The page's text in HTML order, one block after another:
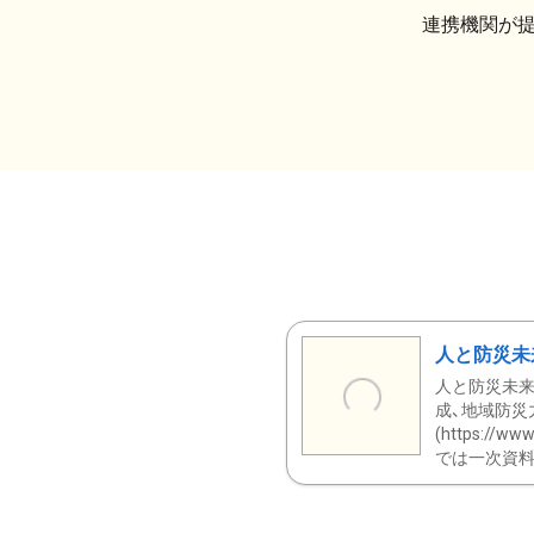
連携機関が
人と防災
人と防災未
成、地域防
(https://
では一次資料